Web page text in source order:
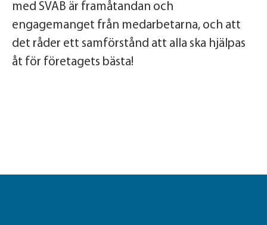
med SVAB är framåtandan och
engagemanget från medarbetarna, och att
det råder ett samförstånd att alla ska hjälpas
åt för företagets bästa!